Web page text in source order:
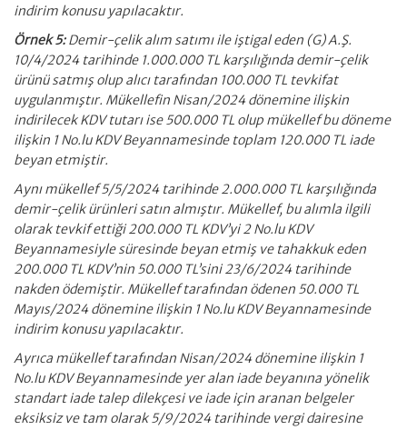
indirim konusu yapılacaktır.
Örnek 5:Demir-çelik alım satımı ile iştigal eden (G) A.Ş.
10/4/2024 tarihinde 1.000.000 TL karşılığında demir-çelik
ürünü satmış olup alıcı tarafından 100.000 TL tevkifat
uygulanmıştır. Mükellefin Nisan/2024 dönemine ilişkin
indirilecek KDV tutarı ise 500.000 TL olup mükellef bu döneme
ilişkin 1 No.lu KDV Beyannamesinde toplam 120.000 TL iade
beyan etmiştir.
Aynı mükellef 5/5/2024 tarihinde 2.000.000 TL karşılığında
demir-çelik ürünleri satın almıştır. Mükellef, bu alımla ilgili
olarak tevkif ettiği 200.000 TL KDV’yi 2 No.lu KDV
Beyannamesiyle süresinde beyan etmiş ve tahakkuk eden
200.000 TL KDV’nin 50.000 TL’sini 23/6/2024 tarihinde
nakden ödemiştir. Mükellef tarafından ödenen 50.000 TL
Mayıs/2024 dönemine ilişkin 1 No.lu KDV Beyannamesinde
indirim konusu yapılacaktır.
Ayrıca mükellef tarafından Nisan/2024 dönemine ilişkin 1
No.lu KDV Beyannamesinde yer alan iade beyanına yönelik
standart iade talep dilekçesi ve iade için aranan belgeler
eksiksiz ve tam olarak 5/9/2024 tarihinde vergi dairesine